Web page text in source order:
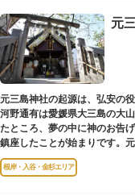
元
元三島神社の起源は、弘安の
河野通有は愛媛県大三島の大
たところ、夢の中に神のお告
鎮座したことが始まりです。
御用地となったために上野か
根岸・入谷・金杉エリア